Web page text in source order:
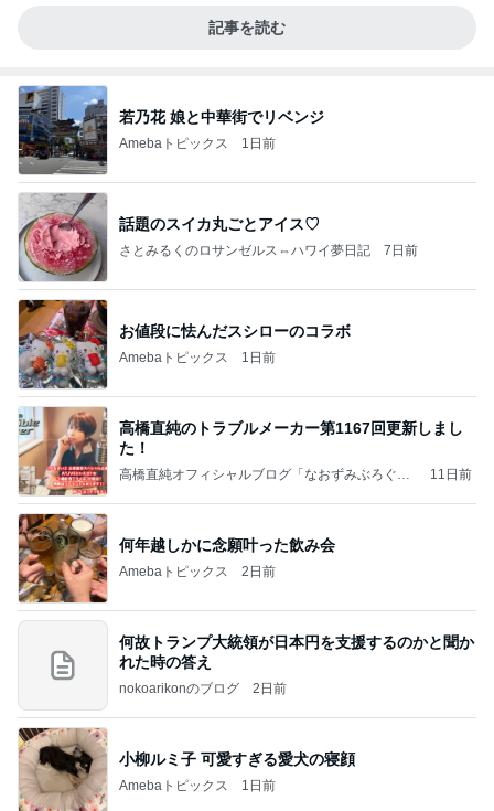
記事を読む
若乃花 娘と中華街でリベンジ
Amebaトピックス 1日前
話題のスイカ丸ごとアイス♡
さとみるくのロサンゼルス⇔ハワイ夢日記 7日前
お値段に怯んだスシローのコラボ
Amebaトピックス 1日前
高橋直純のトラブルメーカー第1167回更新しまし
た！
高橋直純オフィシャルブログ「なおずみぶろぐ」
11日前
何年越しかに念願叶った飲み会
Amebaトピックス 2日前
何故トランプ大統領が日本円を支援するのかと聞か
れた時の答え
nokoarikonのブログ 2日前
小柳ルミ子 可愛すぎる愛犬の寝顔
Amebaトピックス 1日前